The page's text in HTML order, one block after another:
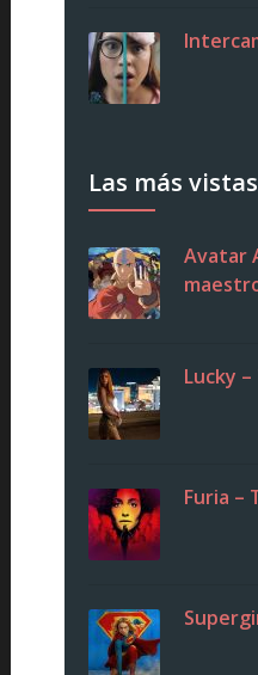
Las más
Avatar
Lucky
Furia –